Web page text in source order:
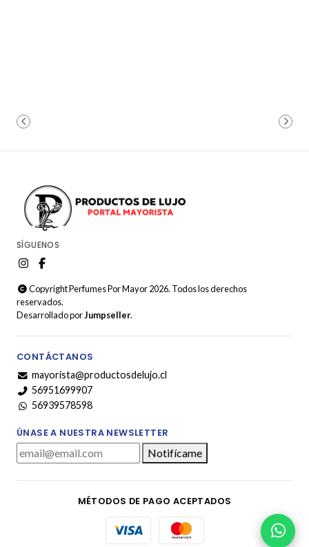
SÍGUENOS
Copyright Perfumes Por Mayor 2026. Todos los derechos
reservados.
Desarrollado porJumpseller.
CONTÁCTANOS
mayorista@productosdelujo.cl
56951699907
56939578598
ÚNASE A NUESTRA NEWSLETTER
Notifícame
MÉTODOS DE PAGO ACEPTADOS